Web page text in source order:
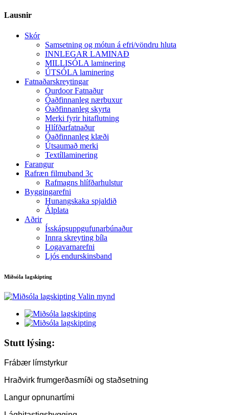
Lausnir
Skór
Samsetning og mótun á efri/vöndru hluta
INNLEGAR LAMINAÐ
MILLISÓLA laminering
ÚTSÓLA laminering
Fatnaðarskreytingar
Ourdoor Fatnaður
Óaðfinnanleg nærbuxur
Óaðfinnanleg skyrta
Merki fyrir hitaflutning
Hlífðarfatnaður
Óaðfinnanleg klæði
Útsaumað merki
Textíllaminering
Farangur
Rafræn filmuband 3c
Rafmagns hlífðarhulstur
Byggingarefni
Hunangskaka spjaldið
Álplata
Aðrir
Ísskápsuppgufunarbúnaður
Innra skreyting bíla
Logavarnarefni
Ljós endurskinsband
Miðsóla lagskipting
Stutt lýsing:
Frábær límstyrkur
Hraðvirk frumgerðasmíði og staðsetning
Langur opnunartími